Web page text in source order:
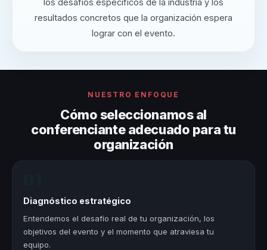
los desafíos específicos de la industria y los
resultados concretos que la organización espera
lograr con el evento.
NUESTRO ENFOQUE
Cómo seleccionamos al
conferenciante adecuado para tu
organización
Diagnóstico estratégico
Entendemos el desafío real de tu organización, los
objetivos del evento y el momento que atraviesa tu
equipo.